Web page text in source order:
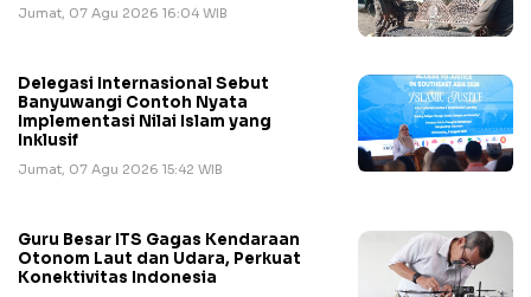
Jumat, 07 Agu 2026 16:04 WIB
Delegasi Internasional Sebut
Banyuwangi Contoh Nyata
Implementasi Nilai Islam yang
Inklusif
Jumat, 07 Agu 2026 15:42 WIB
Guru Besar ITS Gagas Kendaraan
Otonom Laut dan Udara, Perkuat
Konektivitas Indonesia